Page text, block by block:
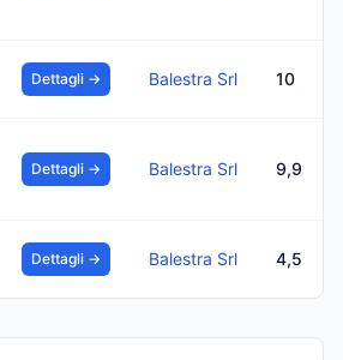
Dettagli → Balestra Srl 10
Dettagli → Balestra Srl 9,9
Dettagli → Balestra Srl 4,5